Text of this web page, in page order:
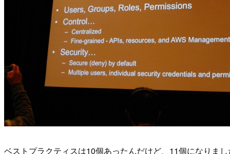
ベストプラクティスは10個あったんだけど、11個になりま